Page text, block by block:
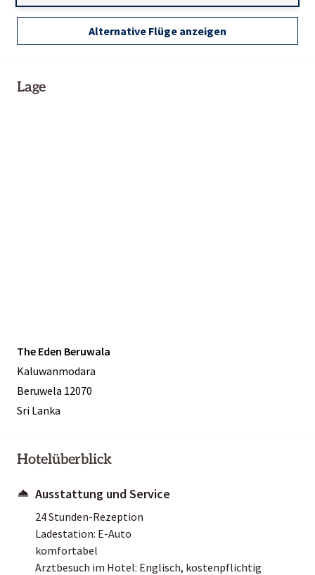
Alternative Flüge anzeigen
Lage
The Eden Beruwala
Kaluwanmodara
Beruwela 12070
Sri Lanka
Hotelüberblick
Ausstattung und Service
24 Stunden-Rezeption
Ladestation: E-Auto
komfortabel
Arztbesuch im Hotel: Englisch, kostenpflichtig